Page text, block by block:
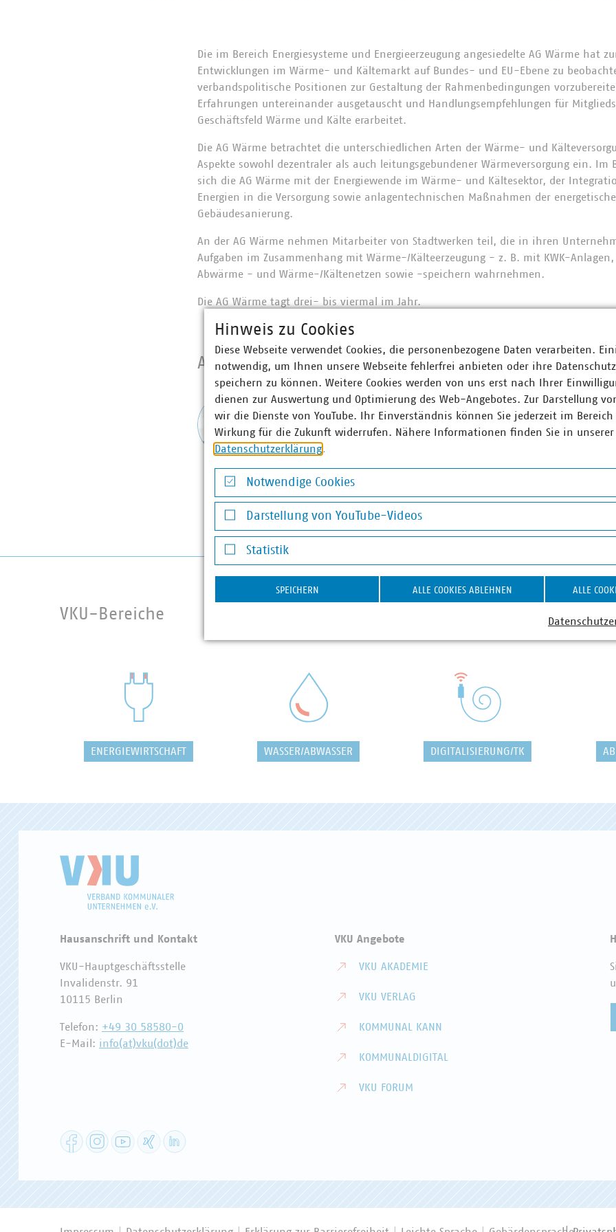
Die im Bereich Energiesysteme und Energieerzeugung angesiedelte AG Wärme hat
Entwicklungen im Wärme- und Kältemarkt auf Bundes- und EU-Ebene zu
verbandspolitische Positionen zur Gestaltung der Rahmenbedingungen
Erfahrungen untereinander ausgetauscht und Handlungsempfehlungen für
Geschäftsfeld Wärme und Kälte erarbeitet.
Die AG Wärme betrachtet die unterschiedlichen Arten der Wärme- und
Aspekte sowohl dezentraler als auch leitungsgebundener Wärmeversorgung ein. Im
sich die AG Wärme mit der Energiewende im Wärme- und Kältesektor, der
Energien in die Versorgung sowie anlagentechnischen Maßnahmen der
Gebäudesanierung.
An der AG Wärme nehmen Mitarbeiter von Stadtwerken teil, die in ihren
Aufgaben im Zusammenhang mit Wärme-/Kälteerzeugung - z. B. mit KWK-Anlagen,
Abwärme - und Wärme-/Kältenetzen sowie -speichern wahrnehmen.
Die AG Wärme tagt drei- bis viermal im Jahr.
Ansprechpartner
Nils Weil
Senior Fachgebietsleiter
Wärmemarkt
+49 30 58580-388
weil(at)vku(dot)de
VKU-Bereiche
ENERGIEWIRTSCHAFT WASSER/ABWASSER DIGITALISIERUNG/TK
Hausanschrift und Kontakt
VKU-Hauptgeschäftsstelle
Invalidenstr. 91
10115 Berlin
Telefon: +49 30 58580-0
E-Mail: info(at)vku(dot)de
VKU Angebote
VKU AKADEMIE
VKU VERLAG
KOMMUNAL KANN
KOMMUNALDIGITAL
VKU FORUM
FacebookInstagramYouTube XING
Hinweis zu Cookies
Diese Webseite verwendet Cookies, die personenbezogene Daten verarbeiten.
notwendig, um Ihnen unsere Webseite fehlerfrei anbieten oder ihre
speichern zu können. Weitere Cookies werden von uns erst nach Ihrer
dienen zur Auswertung und Optimierung des Web-Angebotes. Zur Darstellung
wir die Dienste von YouTube. Ihr Einverständnis können Sie jederzeit im
Wirkung für die Zukunft widerrufen. Nähere Informationen finden Sie in unserer
Datenschutzerklärung.
Notwendige Cookies
Notwendige Cookies
Darstellung von YouTube-Videos
Darstellung von YouTube-Videos
Statistik
Statistik
SPEICHERN ALLE COOKIES ABLEHNEN ALLE